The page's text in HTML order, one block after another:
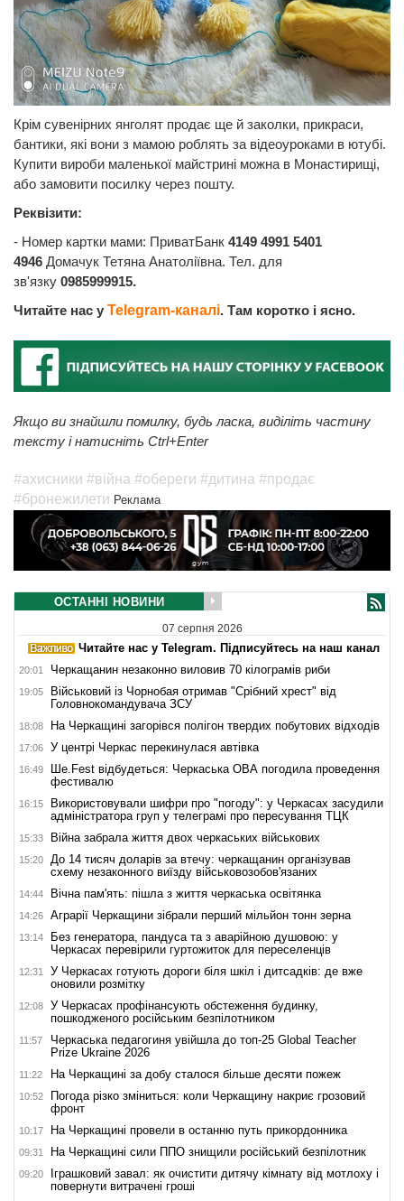
Крім сувенірних янголят продає ще й заколки, прикраси,
бантики, які вони з мамою роблять за відеоуроками в ютубі.
Купити вироби маленької майстрині можна в Монастирищі,
або замовити посилку через пошту.
Реквізити:
- Номер картки мами: ПриватБанк 4149 4991 5401
4946 Домачук Тетяна Анатоліївна. Тел. для
зв'язку 0985999915.
Читайте нас у Telegram-каналі. Там коротко і ясно.
Якщо ви знайшли помилку, будь ласка, виділіть частину
тексту і натисніть Ctrl+Enter
#ахисники #війна #обереги #дитина #продає
#бронежилети Реклама
ОСТАННІ НОВИНИ
07 серпня 2026
Читайте нас у Telegram. Підписуйтесь на наш канал
20:01 Черкащанин незаконно виловив 70 кілограмів риби
19:05
Військовий із Чорнобая отримав "Срібний хрест" від
Головнокомандувача ЗСУ
18:08 На Черкащині загорівся полігон твердих побутових відходів
17:06 У центрі Черкас перекинулася автівка
16:49
Ше.Fest відбудеться: Черкаська ОВА погодила проведення
фестивалю
16:15
Використовували шифри про "погоду": у Черкасах засудили
адміністратора груп у телеграмі про пересування ТЦК
15:33 Війна забрала життя двох черкаських військових
15:20
До 14 тисяч доларів за втечу: черкащанин організував
схему незаконного виїзду військовозобов'язаних
14:44 Вічна пам'ять: пішла з життя черкаська освітянка
14:26 Аграрії Черкащини зібрали перший мільйон тонн зерна
13:14
Без генератора, пандуса та з аварійною душовою: у
Черкасах перевірили гуртожиток для переселенців
12:31
У Черкасах готують дороги біля шкіл і дитсадків: де вже
оновили розмітку
12:08
У Черкасах профінансують обстеження будинку,
пошкодженого російським безпілотником
11:57
Черкаська педагогиня увійшла до топ-25 Global Teacher
Prize Ukraine 2026
11:22 На Черкащині за добу сталося більше десяти пожеж
10:52
Погода різко зміниться: коли Черкащину накриє грозовий
фронт
10:17 На Черкащині провели в останню путь прикордонника
09:31 На Черкащині сили ППО знищили російський безпілотник
09:20
Іграшковий завал: як очистити дитячу кімнату від мотлоху і
повернути витрачені гроші